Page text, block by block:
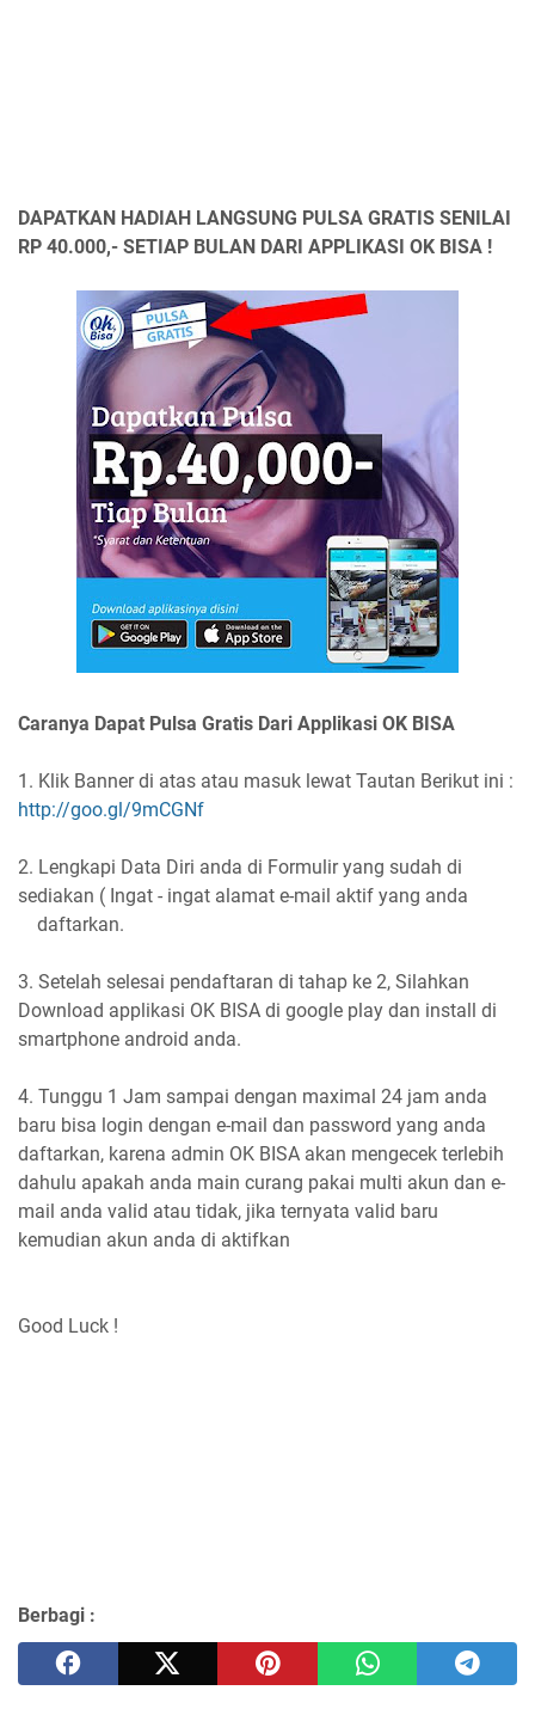
DAPATKAN HADIAH LANGSUNG PULSA GRATIS SENILAI
RP 40.000,- SETIAP BULAN DARI APPLIKASI OK BISA !
Caranya Dapat Pulsa Gratis Dari Applikasi OK BISA
1. Klik Banner di atas atau masuk lewat Tautan Berikut ini :
http://goo.gl/9mCGNf
2. Lengkapi Data Diri anda di Formulir yang sudah di
sediakan ( Ingat - ingat alamat e-mail aktif yang anda
daftarkan.
3. Setelah selesai pendaftaran di tahap ke 2, Silahkan
Download applikasi OK BISA di google play dan install di
smartphone android anda.
4. Tunggu 1 Jam sampai dengan maximal 24 jam anda
baru bisa login dengan e-mail dan password yang anda
daftarkan, karena admin OK BISA akan mengecek terlebih
dahulu apakah anda main curang pakai multi akun dan e-
mail anda valid atau tidak, jika ternyata valid baru
kemudian akun anda di aktifkan
Good Luck !
Berbagi :